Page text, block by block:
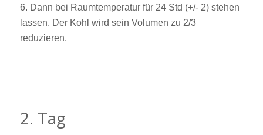
6. Dann bei Raumtemperatur für 24 Std (+/- 2) stehen
lassen. Der Kohl wird sein Volumen zu 2/3
reduzieren.
2. Tag